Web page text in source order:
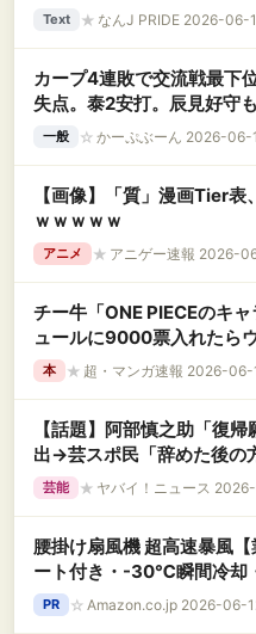
Text ★ なんJ PRIDE 2026-06-
カープ4連敗で交流戦最下
失点。泰2安打。辰見好守
結果】
一般 ☆ かーぷぶーん 2026-06-
【画像】「質」漫画Tier
ｗｗｗｗｗ
アニメ ★ アニゲー速報 2026-
チー牛「ONE PIECEのキ
ュールに9000票入れたら
叩かれ大炎上
本 ★ 超・マンガ速報 2026-06-
【話題】阿部慎之助「復
出→芸スポ民「辞めた後の
芸能 ★ ヤバイ！ニュース
腰掛け扇風機 超高速暴風
ート付き・-30℃瞬間冷却
量】ベルトファン 1台多役
持ち/卓上/腰掛け 携帯扇風
PR ☆ Amazon.co.jp 2026-06-